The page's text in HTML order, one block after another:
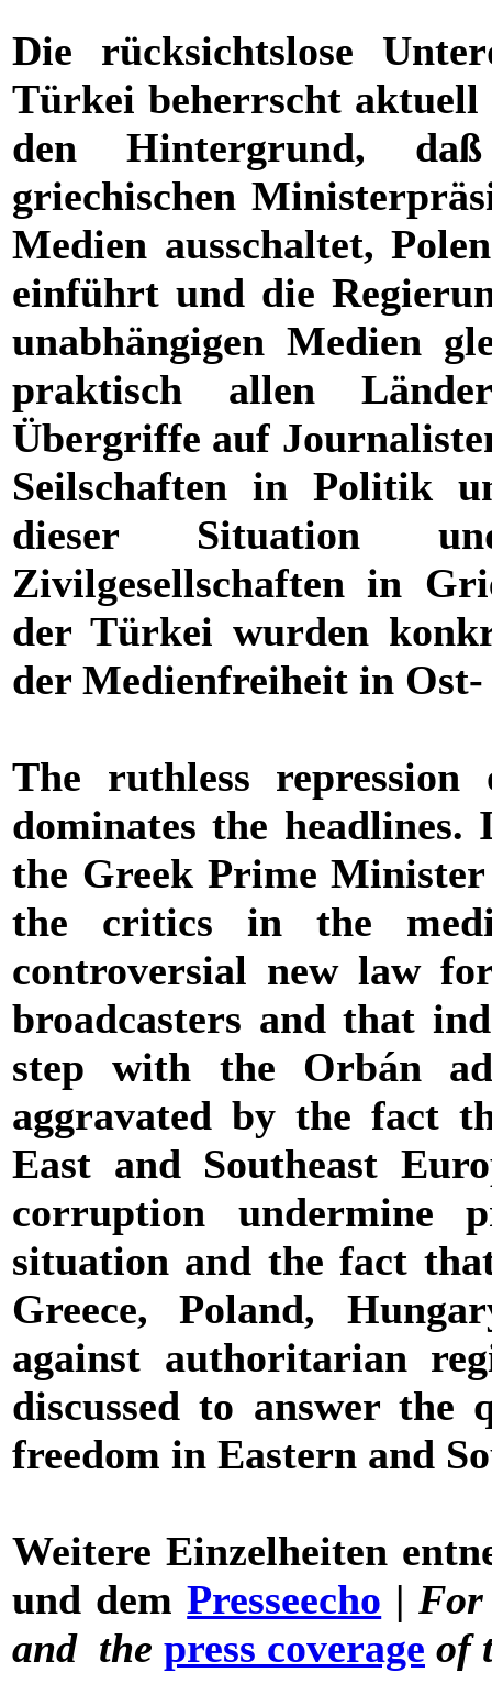
Die rücksichtslose
Türkei beherrscht aktuell
den Hintergrund,
griechischen
Medien ausschaltet,
einführt und die
unabhängigen Medien
praktisch allen
Übergriffe auf
Seilschaften in Politik
dieser Situation
Zivilgesellschaften in
der Türkei wurden
der Medienfreiheit in
The ruthless
dominates the
the Greek Prime
the critics in the
controversial new law
broadcasters and that
step with the Orbán
aggravated by the fact
East and Southeast
corruption undermine
situation and the fact
Greece, Poland,
against authoritarian
discussed to answer the
freedom in Eastern and
Weitere Einzelheiten
und dem Presseecho |
and the press coverage of